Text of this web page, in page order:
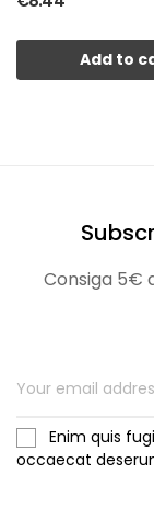
Add to
Consiga 5€
Enim quis
occaecat